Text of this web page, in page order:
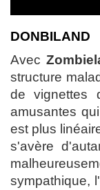
DONBILAND
Avec
structure
de vignettes
amusantes
est plus
s'avère
sympathique,